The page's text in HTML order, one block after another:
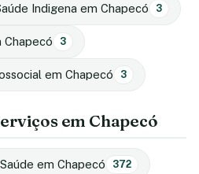
Indigena em Chapecó 3
Chapecó 3
em Chapecó 3
em Chapecó
em Chapecó 372